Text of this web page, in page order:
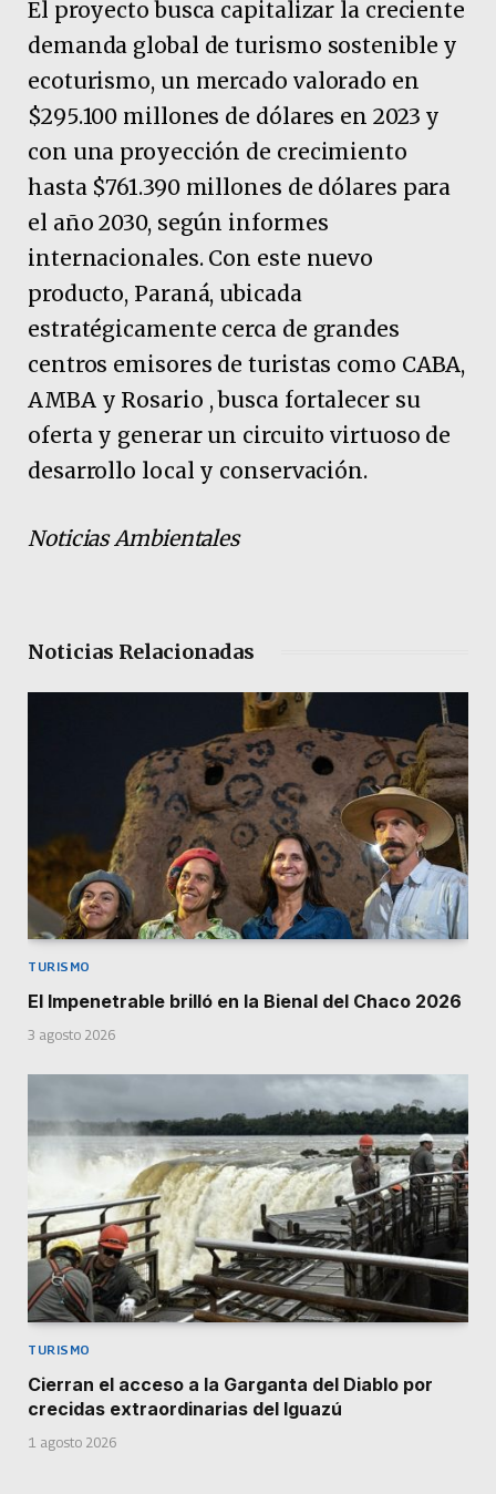
El proyecto busca capitalizar la creciente
demanda global de turismo sostenible y
ecoturismo, un mercado valorado en
$295.100 millones de dólares en 2023 y
con una proyección de crecimiento
hasta $761.390 millones de dólares para
el año 2030, según informes
internacionales. Con este nuevo
producto, Paraná, ubicada
estratégicamente cerca de grandes
centros emisores de turistas como CABA,
AMBA y Rosario , busca fortalecer su
oferta y generar un circuito virtuoso de
desarrollo local y conservación.
Noticias Ambientales
Noticias Relacionadas
TURISMO
El Impenetrable brilló en la Bienal del Chaco 2026
3 agosto 2026
TURISMO
Cierran el acceso a la Garganta del Diablo por
crecidas extraordinarias del Iguazú
1 agosto 2026